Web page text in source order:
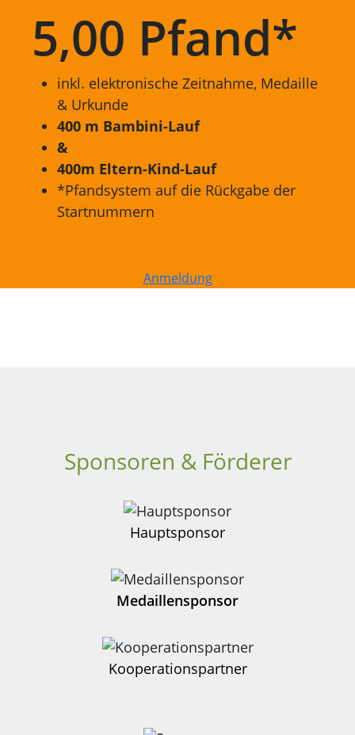
5,00 Pfand*
inkl. elektronische Zeitnahme, Medaille
& Urkunde
400 m Bambini-Lauf
&
400m Eltern-Kind-Lauf
*Pfandsystem auf die Rückgabe der
Startnummern
Anmeldung
Sponsoren & Förderer
Hauptsponsor
Medaillensponsor
Kooperationspartner